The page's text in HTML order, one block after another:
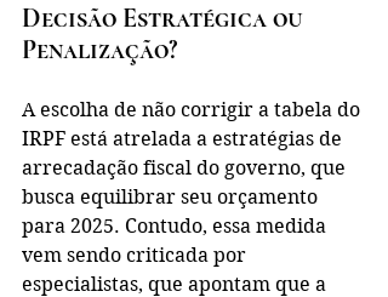
Decisão Estratégica ou
Penalização?
A escolha de não corrigir a tabela do
IRPF está atrelada a estratégias de
arrecadação fiscal do governo, que
busca equilibrar seu orçamento
para 2025. Contudo, essa medida
vem sendo criticada por
especialistas, que apontam que a